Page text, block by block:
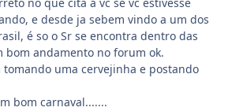
e desde ja sebem vindo a um dos
é so o Sr se encontra dentro das
bom andamento no forum ok.
tomando uma cervejinha e postando
bom carnaval.......